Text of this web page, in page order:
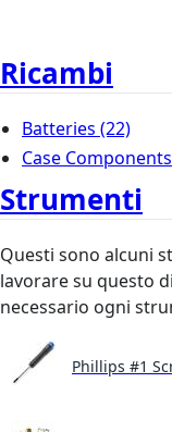
Ricambi
Batteries (22)
Case Components
Strumenti
Questi sono alcuni
lavorare su questo
necessario ogni
Phillips #1